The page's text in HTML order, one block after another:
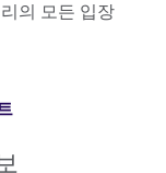
의 모든 입장